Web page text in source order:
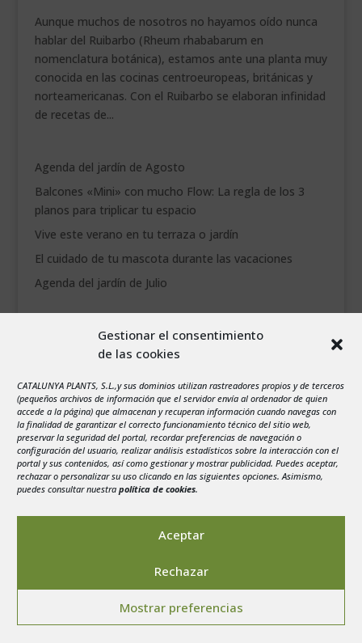
Gestionar el consentimiento
de las cookies
CATALUNYA PLANTS, S.L.,y sus dominios utilizan rastreadores propios y de terceros
(pequeños archivos de información que el servidor envía al ordenador de quien
accede a la página) que almacenan y recuperan información cuando navegas con
la finalidad de garantizar el correcto funcionamiento técnico del sitio web,
preservar la seguridad del portal, recordar preferencias de navegación o
configuración del usuario, realizar análisis estadísticos sobre la interacción con el
portal y sus contenidos, así como gestionar y mostrar publicidad. Puedes aceptar,
rechazar o personalizar su uso clicando en las siguientes opciones. Asimismo,
puedes consultar nuestra política de cookies.
Aceptar
Rechazar
Mostrar preferencias
Aunque muchos de nosotros no hayamos oído nunca
hablar del Ruibarbo (Rheum rhababarum en
nomenclatura botánica), estamos ante una planta muy
conocida en las cocinas centroeuropeas, británicas y
norteamericanas. Con el Ruibarbo se elaboran infinidad
de recetas de...
Agenda del jardín de Agosto
Balcones «Mini» con mucho Flow: La regla de los 3
planos para triplicar tu espacio
Vive este verano en tu terraza o jardín
El cuidado de tu mascota durante las vacaciones
Agenda del jardín de Julio
X J V S
3
4 5 6 7 8
9
10
11 12 13 14 15
16
17
18 19 20 21 22
23
24
25 26 27 28 29
30
31
Política de privacidad
Cookies